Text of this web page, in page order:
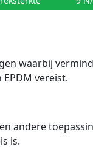
waarbij
vereist.
andere
is.